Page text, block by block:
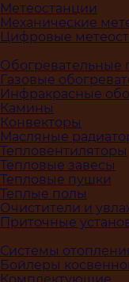
Метеостанции
Механические
Цифровые
Обогревательные
Газовые
Инфракрасные
Камины
Конвекторы
Масляные
Тепловентиляторы
Тепловые завесы
Тепловые пушки
Теплые полы
Очистители и
Приточные
Системы
Бойлеры